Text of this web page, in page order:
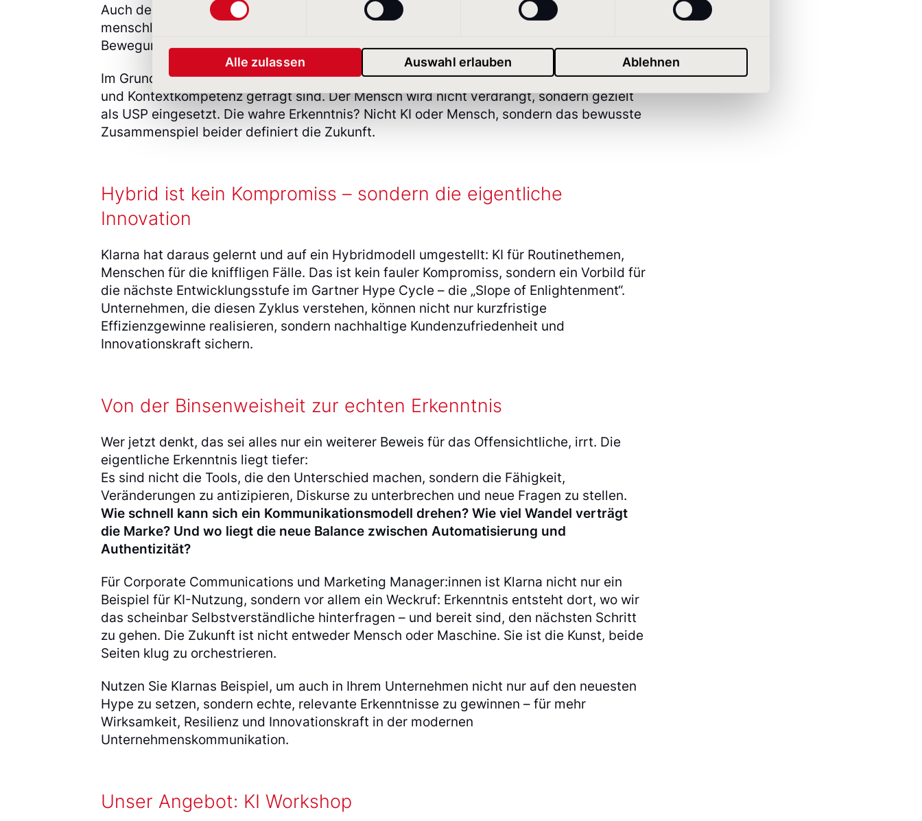
Ablehnen
Auswahl erlauben
Alle zulassen
Auch der Blick auf unseren aktuellen HR-Benchmark
bestätigt: Der Trend zur Rückkehr
menschlicher Kommunikation ist kein bloßes Schulterzucken, sondern Teil einer größeren
Bewegung.
Im Grunde entstehen durch diesen Trend neue Jobprofile, in denen Empathie, Kreativität
und Kontextkompetenz gefragt sind. Der Mensch wird nicht verdrängt, sondern gezielt
als USP eingesetzt. Die wahre Erkenntnis? Nicht KI oder Mensch, sondern das bewusste
Zusammenspiel beider definiert die Zukunft.
Hybrid ist kein Kompromiss – sondern die eigentliche
Innovation
Klarna hat daraus gelernt und auf ein Hybridmodell umgestellt: KI für Routinethemen,
Menschen für die kniffligen Fälle. Das ist kein fauler Kompromiss, sondern ein Vorbild für
die nächste Entwicklungsstufe im Gartner Hype Cycle – die „Slope of Enlightenment“.
Unternehmen, die diesen Zyklus verstehen, können nicht nur kurzfristige
Effizienzgewinne realisieren, sondern nachhaltige Kundenzufriedenheit und
Innovationskraft sichern.
Von der Binsenweisheit zur echten Erkenntnis
Wer jetzt denkt, das sei alles nur ein weiterer Beweis für das Offensichtliche, irrt. Die
eigentliche Erkenntnis liegt tiefer:
Es sind nicht die Tools, die den Unterschied machen, sondern die Fähigkeit,
Veränderungen zu antizipieren, Diskurse zu unterbrechen und neue Fragen zu stellen.
Wie schnell kann sich ein Kommunikationsmodell drehen? Wie viel Wandel verträgt
die Marke? Und wo liegt die neue Balance zwischen Automatisierung und
Authentizität?
Für Corporate Communications und Marketing Manager:innen ist Klarna nicht nur ein
Beispiel für KI-Nutzung, sondern vor allem ein Weckruf: Erkenntnis entsteht dort, wo wir
das scheinbar Selbstverständliche hinterfragen – und bereit sind, den nächsten Schritt
zu gehen. Die Zukunft ist nicht entweder Mensch oder Maschine. Sie ist die Kunst, beide
Seiten klug zu orchestrieren.
Nutzen Sie Klarnas Beispiel, um auch in Ihrem Unternehmen nicht nur auf den neuesten
Hype zu setzen, sondern echte, relevante Erkenntnisse zu gewinnen – für mehr
Wirksamkeit, Resilienz und Innovationskraft in der modernen
Unternehmenskommunikation.
Unser Angebot: KI Workshop